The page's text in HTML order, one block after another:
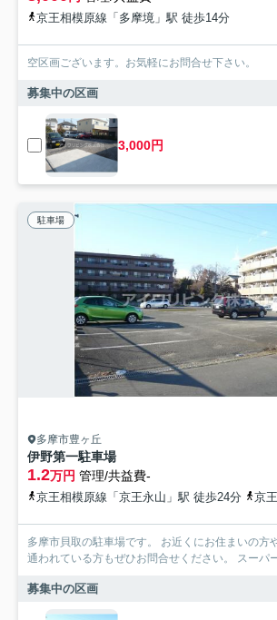
京王相模原線「多摩境」駅 徒歩14分
空区画ございます。お気軽にお問合せ下さい。
募集中の区画
3,000円
駐車場
多摩市豊ヶ丘
伊野第一駐車場
1.2万円 管理/共益費-
京王相模原線「京王永山」駅 徒歩24分 京王相模
多摩市貝取の駐車場です。 お近くにお住まいの方
通われている方もぜひお問合せください。 スーパ
募集中の区画